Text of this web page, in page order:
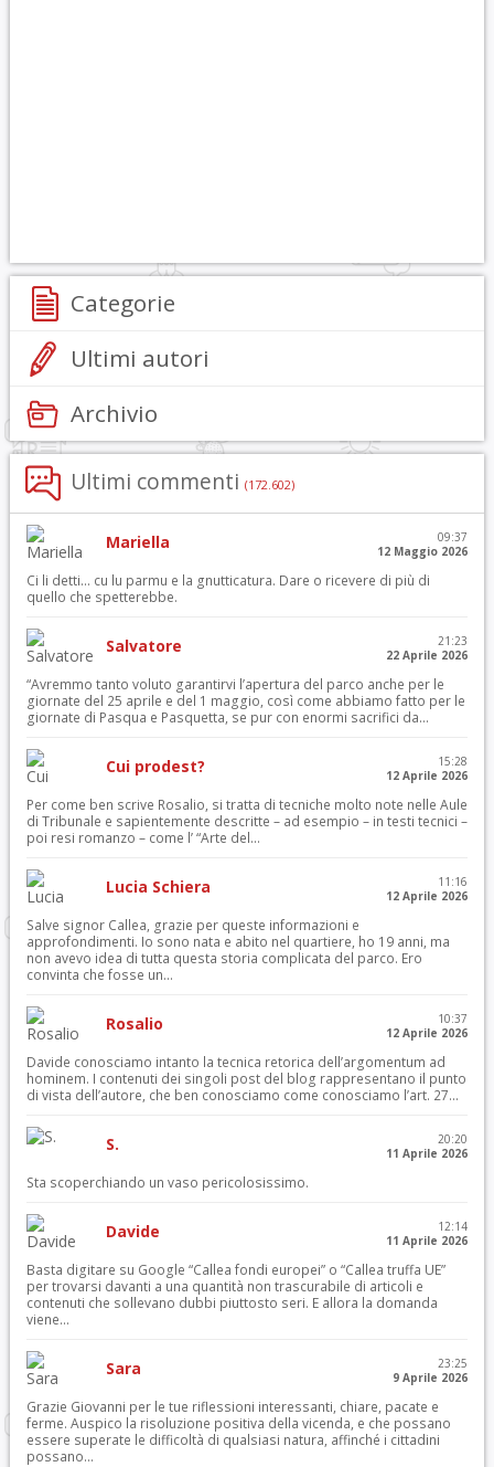
Categorie
Ultimi autori
Archivio
Ultimi commenti (172.602)
Mariella
09:37
12 Maggio 2026
Ci li detti… cu lu parmu e la gnutticatura. Dare o ricevere di più di
quello che spetterebbe.
Salvatore
21:23
22 Aprile 2026
“Avremmo tanto voluto garantirvi l’apertura del parco anche per le
giornate del 25 aprile e del 1 maggio, così come abbiamo fatto per le
giornate di Pasqua e Pasquetta, se pur con enormi sacrifici da...
Cui prodest?
15:28
12 Aprile 2026
Per come ben scrive Rosalio, si tratta di tecniche molto note nelle Aule
di Tribunale e sapientemente descritte – ad esempio – in testi tecnici –
poi resi romanzo – come l’ “Arte del...
Lucia Schiera
11:16
12 Aprile 2026
Salve signor Callea, grazie per queste informazioni e
approfondimenti. Io sono nata e abito nel quartiere, ho 19 anni, ma
non avevo idea di tutta questa storia complicata del parco. Ero
convinta che fosse un...
Rosalio
10:37
12 Aprile 2026
Davide conosciamo intanto la tecnica retorica dell’argomentum ad
hominem. I contenuti dei singoli post del blog rappresentano il punto
di vista dell’autore, che ben conosciamo come conosciamo l’art. 27...
S.
20:20
11 Aprile 2026
Sta scoperchiando un vaso pericolosissimo.
Davide
12:14
11 Aprile 2026
Basta digitare su Google “Callea fondi europei” o “Callea truffa UE”
per trovarsi davanti a una quantità non trascurabile di articoli e
contenuti che sollevano dubbi piuttosto seri. E allora la domanda
viene...
Sara
23:25
9 Aprile 2026
Grazie Giovanni per le tue riflessioni interessanti, chiare, pacate e
ferme. Auspico la risoluzione positiva della vicenda, e che possano
essere superate le difficoltà di qualsiasi natura, affinché i cittadini
possano...